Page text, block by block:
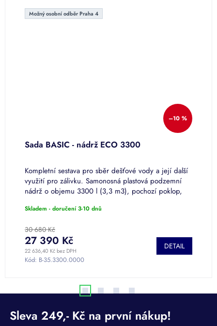
Možný osobní odběr Praha 4
–10 %
Sada BASIC - nádrž ECO 3300
Kompletní sestava pro sběr dešťové vody a její další
využití pro zálivku. Samonosná plastová podzemní
nádrž o objemu 3300 l (3,3 m3), pochozí poklop,
Skladem - doručení 3-10 dnů
30 680 Kč
22 636,40 Kč bez DPH
27 390 Kč DETAIL
Kód: B-35.3300.0000